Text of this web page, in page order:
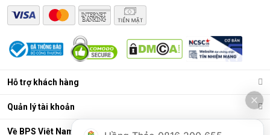
Hỗ trợ khách hàng
Quản lý tài khoản
Về BPS Việt Nam